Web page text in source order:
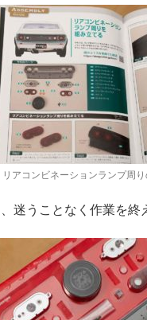
リアコンビネーションランプ周り
迷うことなく作業を終